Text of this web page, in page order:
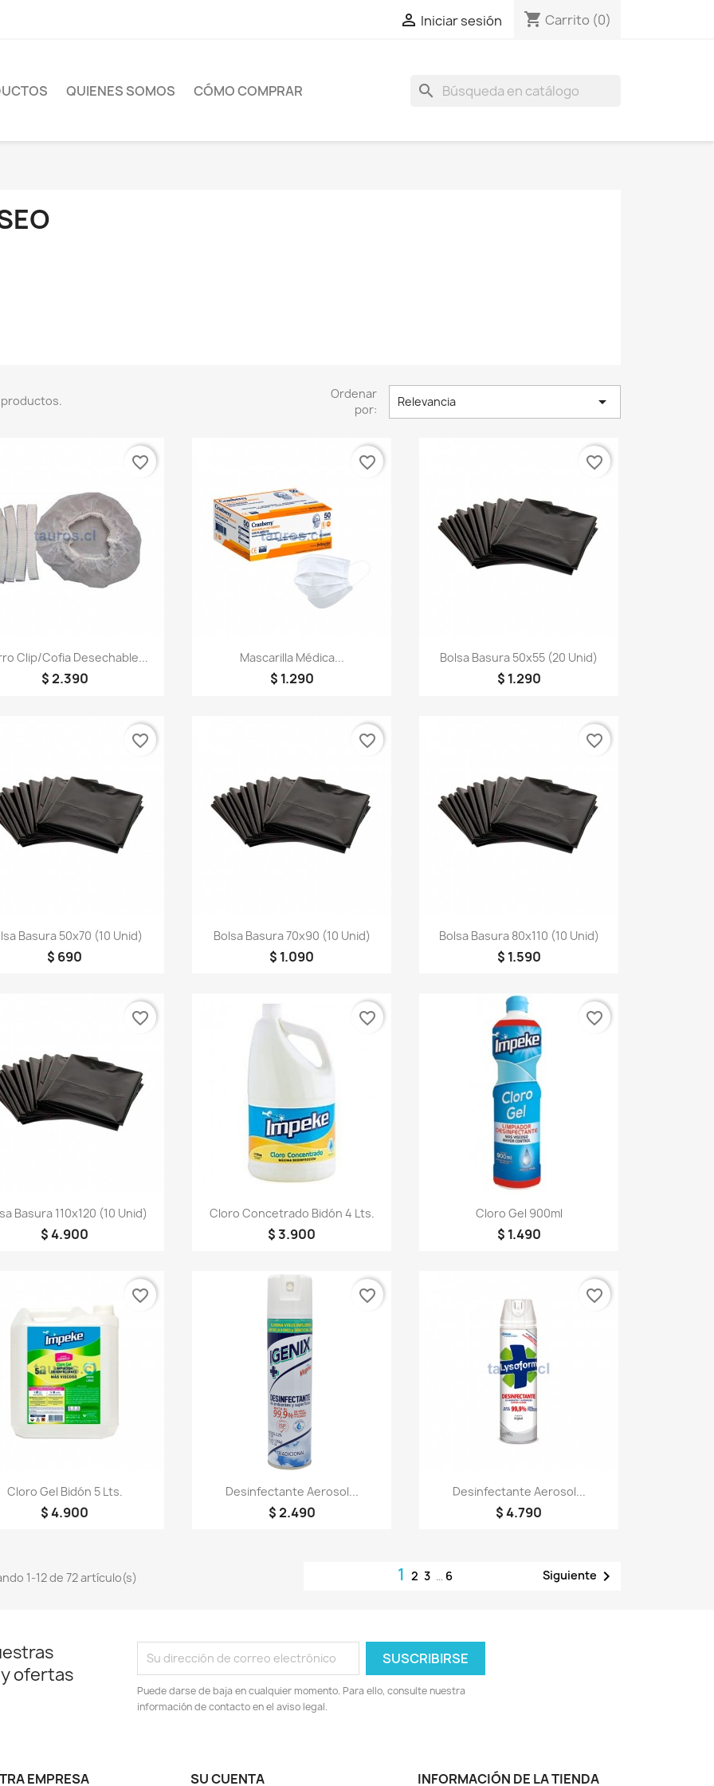
 Iniciar sesión shopping_cart Carrito (0)
QUIENES SOMOS CÓMO COMPRAR search
productos.
Ordenar
por:
Relevancia 
Vista rápida
Clip/Cofia Desechable...
$ 2.390
favorite_border
Vista rápida
Mascarilla Médica...
$ 1.290
favorite_border
Vista rápida
Bolsa Basura 50x55 (20 Unid)
$ 1.290
favorite_border
Vista rápida
Basura 50x70 (10 Unid)
$ 690
favorite_border
Vista rápida
Bolsa Basura 70x90 (10 Unid)
$ 1.090
favorite_border
Vista rápida
Bolsa Basura 80x110 (10 Unid)
$ 1.590
favorite_border
Vista rápida
Basura 110x120 (10 Unid)
$ 4.900
favorite_border
Vista rápida
Cloro Concetrado Bidón 4 Lts.
$ 3.900
favorite_border
Vista rápida
Cloro Gel 900ml
$ 1.490
favorite_border
Vista rápida
Cloro Gel Bidón 5 Lts.
$ 4.900
favorite_border
Vista rápida
Desinfectante Aerosol...
$ 2.490
favorite_border
Vista rápida
Desinfectante Aerosol...
$ 4.790
favorite_border
1-12 de 72 artículo(s) 1 2 3 … 6 Siguiente 
ofertas
Puede darse de baja en cualquier momento. Para ello, consulte nuestra
información de contacto en el aviso legal.
EMPRESA SU CUENTA INFORMACIÓN DE LA TIENDA